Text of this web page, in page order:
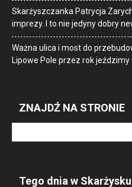
Skarżyszczanka Patrycja
imprezy. I to nie jedyny dobry
Ważna ulica i most do
Lipowe Pole przez rok
ZNAJDŹ NA STRONIE
Tego dnia w